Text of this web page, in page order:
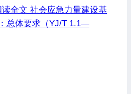
全文 社会应急力量建设基
总体要求（YJ/T 1.1—